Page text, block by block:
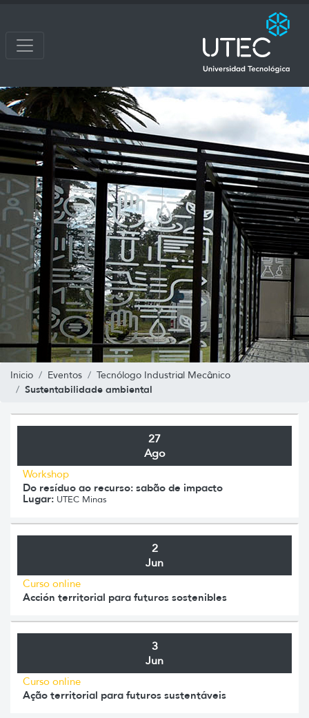
Inicio Eventos Tecnólogo Industrial Mecânico
Sustentabilidade ambiental
27
Ago
Workshop
Do resíduo ao recurso: sabão de impacto
Lugar: UTEC Minas
2
Jun
Curso online
Acción territorial para futuros sostenibles
3
Jun
Curso online
Ação territorial para futuros sustentáveis